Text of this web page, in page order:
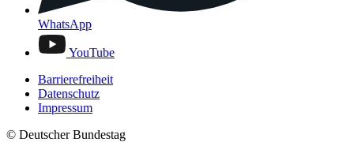
WhatsApp
YouTube
Barrierefreiheit
Datenschutz
Impressum
© Deutscher Bundestag